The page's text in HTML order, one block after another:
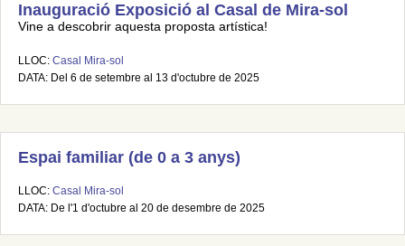
Inauguració Exposició al Casal de Mira-sol
Vine a descobrir aquesta proposta artística!
LLOC: Casal Mira-sol
DATA: Del 6 de setembre al 13 d'octubre de 2025
Espai familiar (de 0 a 3 anys)
LLOC: Casal Mira-sol
DATA: De l'1 d'octubre al 20 de desembre de 2025